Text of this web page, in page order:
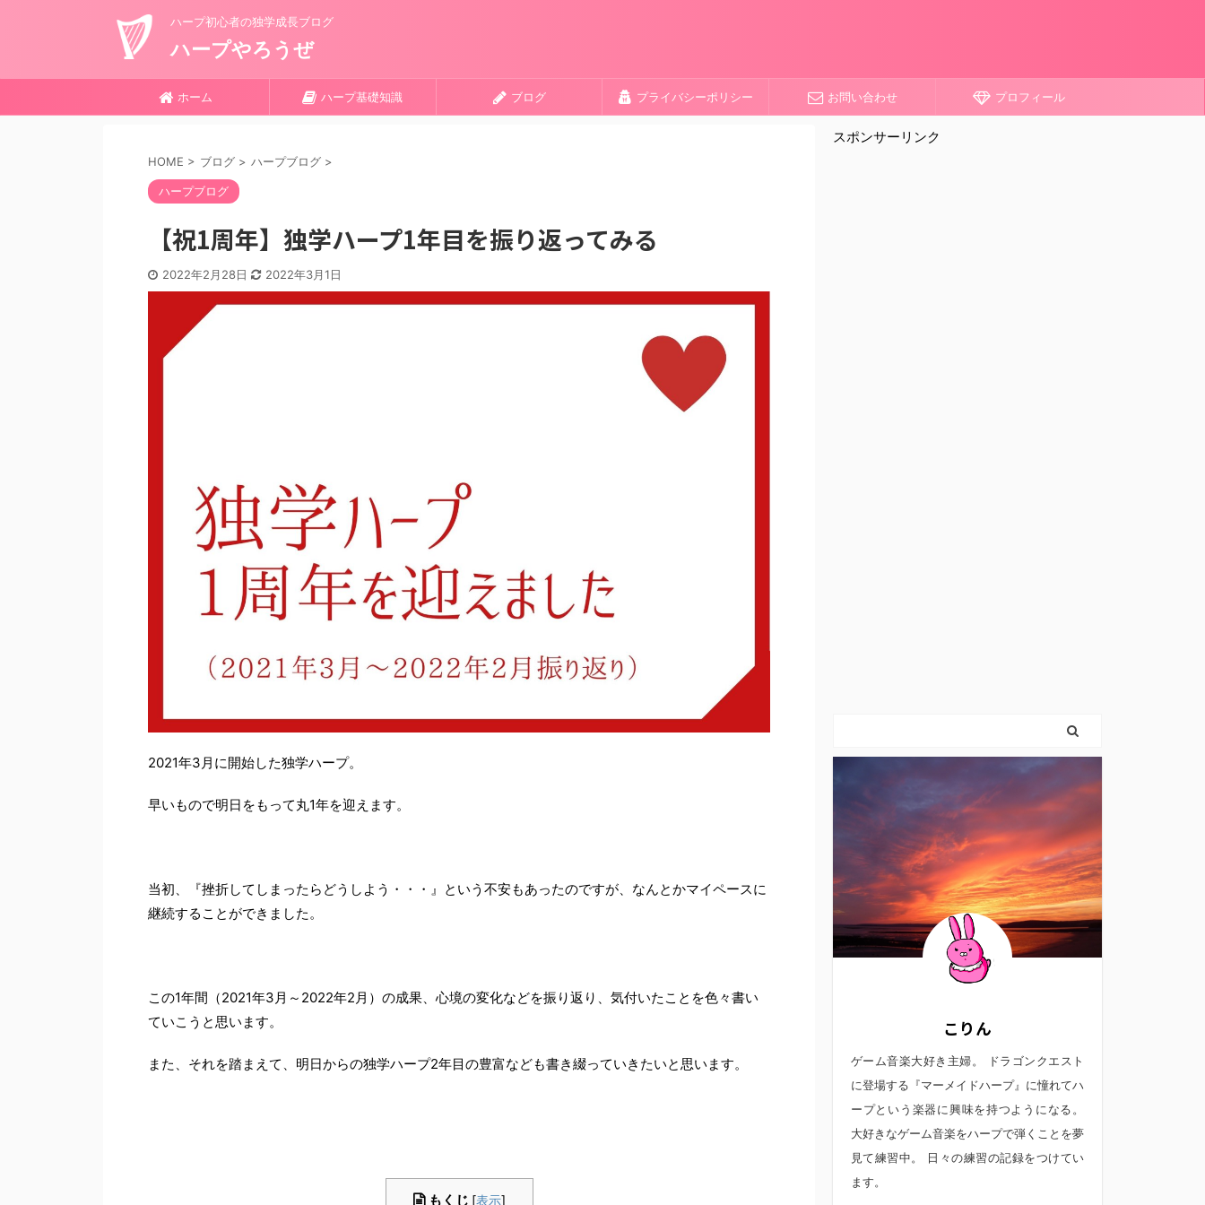
ハープ初心者の独学成長ブログ
ハープやろうぜ
ホーム ハープ基礎知識 ブログ プライバシーポリシー お問い合わせ プロフィール
HOME > ブログ > ハープブログ >
ハープブログ
【祝1周年】独学ハープ1年目を振り返ってみる
2022年2月28日 2022年3月1日
2021年3月に開始した独学ハープ。
早いもので明日をもって丸1年を迎えます。
当初、『挫折してしまったらどうしよう・・・』という不安もあったのですが、なんとかマイペースに
継続することができました。
この1年間（2021年3月～2022年2月）の成果、心境の変化などを振り返り、気付いたことを色々書い
ていこうと思います。
また、それを踏まえて、明日からの独学ハープ2年目の豊富なども書き綴っていきたいと思います。
もくじ [表示]
スポンサーリンク
こりん
ゲーム音楽大好き主婦。 ドラゴンクエスト
に登場する『マーメイドハープ』に憧れてハ
ープという楽器に興味を持つようになる。
大好きなゲーム音楽をハープで弾くことを夢
見て練習中。 日々の練習の記録をつけてい
ます。